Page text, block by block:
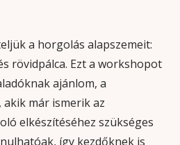
a horgolás alapszemeit:
rövidpálca. Ezt a workshopot
ajánlom, a
már ismerik az
elkészítéséhez szükséges
így kezdőknek is